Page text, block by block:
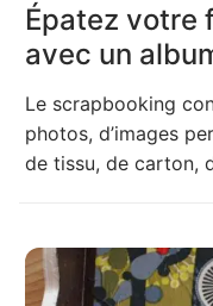
Épatez votre
avec un
Le scrapbooking
photos, d’images
de tissu, de carton,